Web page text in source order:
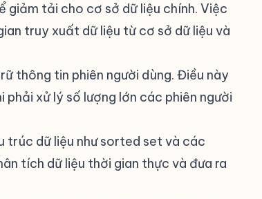
giảm tải cho cơ sở dữ liệu chính. Việc
truy xuất dữ liệu từ cơ sở dữ liệu và
thông tin phiên người dùng. Điều này
xử lý số lượng lớn các phiên người
trúc dữ liệu như sorted set và các
tích dữ liệu thời gian thực và đưa ra